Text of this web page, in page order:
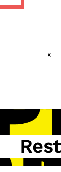
«